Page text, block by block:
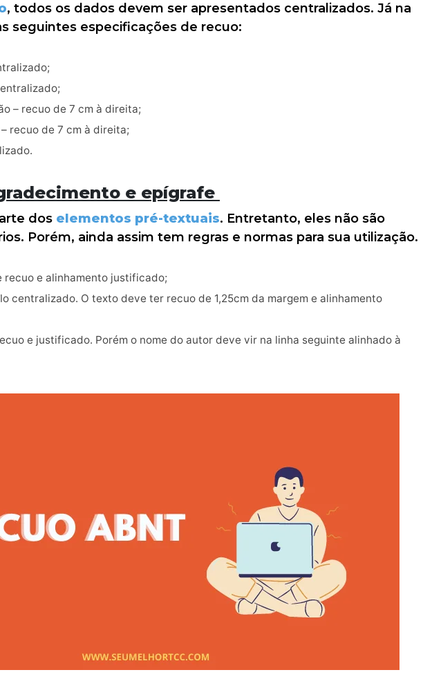
, todos os dados devem ser apresentados centralizados. Já na
seguintes especificações de recuo:
– recuo de 7 cm à direita;
recuo de 7 cm à direita;
e epígrafe
dos elementos pré-textuais. Entretanto, eles não são
Porém, ainda assim tem regras e normas para sua utilização.
recuo e alinhamento justificado;
centralizado. O texto deve ter recuo de 1,25cm da margem e alinhamento
e justificado. Porém o nome do autor deve vir na linha seguinte alinhado à